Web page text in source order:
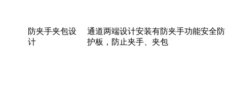
防夹手夹包设
计
通道两端设计安装有防夹手功能安全防
护板，防止夹手、夹包